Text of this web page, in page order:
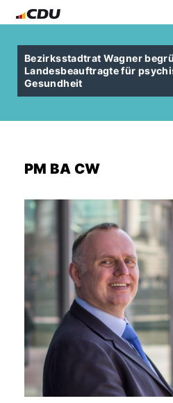
Bezirksstadtrat Wagner
Landesbeauftragte für
Gesundheit
PM BA CW